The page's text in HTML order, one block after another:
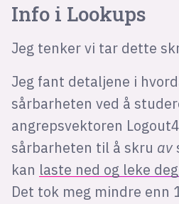
Info i Lookups
Jeg tenker vi tar dette
Jeg fant detaljene i
sårbarheten ved å
angrepsvektoren
sårbarheten til å skru av
kan laste ned og leke
Det tok meg mindre enn